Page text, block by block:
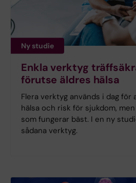
Ny studie
Enkla verktyg
förutse äldres hälsa
Flera verktyg används i dag för
hälsa och risk för sjukdom,
som fungerar bäst. I en ny
sådana verktyg.